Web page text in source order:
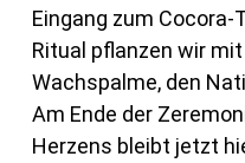
Eingang zum Cocora-
Ritual pflanzen wir
Wachspalme, den
Am Ende der
Herzens bleibt jetzt